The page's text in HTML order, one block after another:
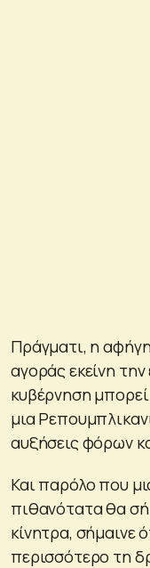
Πράγματι, η
αγοράς εκείνη
κυβέρνηση
μια
αυξήσεις φόρων
Και παρόλο που
πιθανότατα θα
κίνητρα, σήμαινε
περισσότερο τη